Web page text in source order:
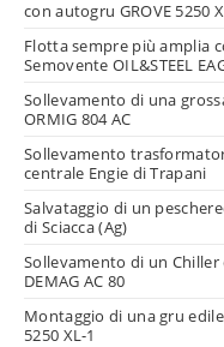
con autogru GROVE 5250
Flotta sempre più amplia
Semovente OIL&STEEL
Sollevamento di una
ORMIG 804 AC
Sollevamento
centrale Engie di Trapani
Salvataggio di un
di Sciacca (Ag)
Sollevamento di un Chiller
DEMAG AC 80
Montaggio di una gru
5250 XL-1